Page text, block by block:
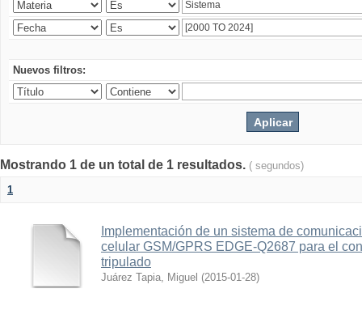
Nuevos filtros:
Mostrando 1 de un total de 1 resultados. ( segundos)
1
Implementación de un sistema de
celular GSM/GPRS EDGE-Q2687 para el
tripulado
Juárez Tapia, Miguel (2015-01-28)